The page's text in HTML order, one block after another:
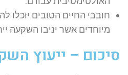
חובבי החיים הטובים יוכלו
מיוחדים אשר יניבו השקעה
סיכום – ייעוץ